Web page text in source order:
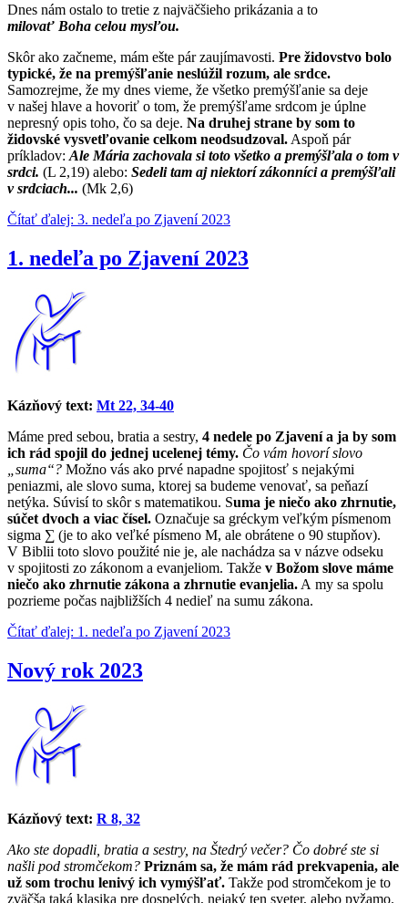
Dnes nám ostalo to tretie z najväčšieho prikázania a to
milovať Boha celou mysľou.
Skôr ako začneme, mám ešte pár zaujímavosti. Pre židovstvo bolo
typické, že na premýšľanie neslúžil rozum, ale srdce.
Samozrejme, že my dnes vieme, že všetko premýšľanie sa deje
v našej hlave a hovoriť o tom, že premýšľame srdcom je úplne
nepresný opis toho, čo sa deje. Na druhej strane by som to
židovské vysvetľovanie celkom neodsudzoval. Aspoň pár
príkladov: Ale Mária zachovala si toto všetko a premýšľala o tom v
srdci. (L 2,19) alebo: Sedeli tam aj niektorí zákonníci a premýšľali
v srdciach... (Mk 2,6)
Čítať ďalej: 3. nedeľa po Zjavení 2023
1. nedeľa po Zjavení 2023
Kázňový text: Mt 22, 34-40
Máme pred sebou, bratia a sestry, 4 nedele po Zjavení a ja by som
ich rád spojil do jednej ucelenej témy. Čo vám hovorí slovo
„suma“? Možno vás ako prvé napadne spojitosť s nejakými
peniazmi, ale slovo suma, ktorej sa budeme venovať, sa peňazí
netýka. Súvisí to skôr s matematikou. Suma je niečo ako zhrnutie,
súčet dvoch a viac čísel. Označuje sa gréckym veľkým písmenom
sigma ∑ (je to ako veľké písmeno M, ale obrátene o 90 stupňov).
V Biblii toto slovo použité nie je, ale nachádza sa v názve odseku
v spojitosti zo zákonom a evanjeliom. Takže v Božom slove máme
niečo ako zhrnutie zákona a zhrnutie evanjelia.A my sa spolu
pozrieme počas najbližších 4 nedieľ na sumu zákona.
Čítať ďalej: 1. nedeľa po Zjavení 2023
Nový rok 2023
Kázňový text: R 8, 32
Ako ste dopadli, bratia a sestry, na Štedrý večer? Čo dobré ste si
našli pod stromčekom? Priznám sa, že mám rád prekvapenia, ale
už som trochu lenivý ich vymýšľať. Takže pod stromčekom je to
zväčša taká klasika pre dospelých, nejaký ten sveter, alebo pyžamo.